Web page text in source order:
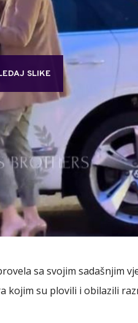
SLIKE
sa svojim sadašnjim
kojim su plovili i obilazili